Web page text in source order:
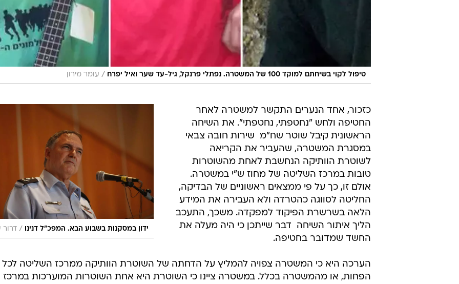
טיפול לקוי בשיחתם למוקד 100 של המשטרה. נפתלי פרנקל, גיל-עד שער ואיל יפרח / עומר מירון
ידון במסקנות בשבוע הבא. המפכ"ל דנינו / דרור
כזכור, אחד הנערים התקשר למשטרה לאחר
החטיפה ולחש "נחטפתי, נחטפתי". את השיחה
הראשונית קיבל שוטר שח"מ  שירות חובה צבאי
במסגרת המשטרה, שהעביר את הקריאה
לשוטרת הוותיקה הנחשבת לאחת מהשוטרות
טובות במרכז השליטה של מחוז ש"י במשטרה.
אולם זו, כך על פי ממצאים ראשוניים של הבדיקה,
החליטה לסווגה כהטרדה ולא העבירה את המידע
הלאה בשרשרת הפיקוד למפקדה. משכך, התעכב
הליך איתור השיחה  דבר שייתכן כי היה מעלה את
החשד שמדובר בחטיפה.
הערכה היא כי המשטרה צפויה להמליץ על הדחתה של השוטרת הוותיקה ממרכז השליטה לכל
הפחות, או מהמשטרה בכלל. במשטרה ציינו כי השוטרת היא אחת השוטרות המוערכות במרכז